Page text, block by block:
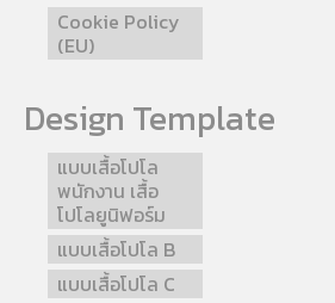
Cookie Policy
(EU)
Design Template
แบบเสื้อโปโล
พนักงาน เสื้อ
โปโลยูนิฟอร์ม
แบบเสื้อโปโล B
แบบเสื้อโปโล C